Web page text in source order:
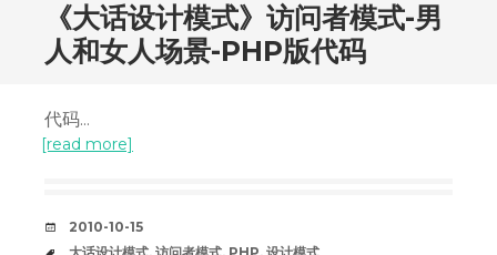
《大话设计模式》访问者模式-男
人和女人场景-PHP版代码
代码...
[read more]
DATE
2010-10-15
TAGS